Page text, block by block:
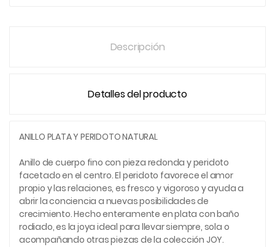
Descripción
Detalles del producto
ANILLO PLATA Y PERIDOTO NATURAL
Anillo de cuerpo fino con pieza redonda y peridoto
facetado en el centro. El peridoto favorece el amor
propio y las relaciones, es fresco y vigoroso y ayuda a
abrir la conciencia a nuevas posibilidades de
crecimiento. Hecho enteramente en plata con baño
rodiado, es la joya ideal para llevar siempre, sola o
acompañando otras piezas de la colección JOY.